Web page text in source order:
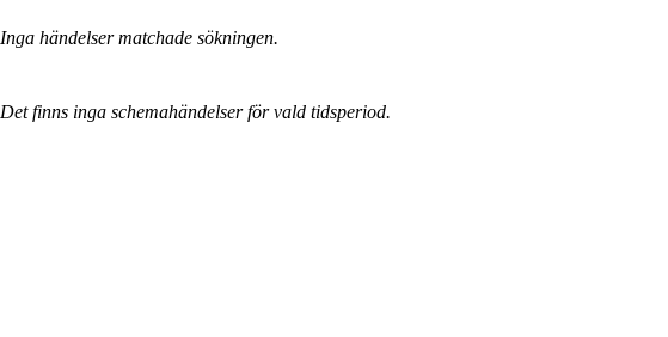
Inga händelser matchade sökningen.
Det finns inga schemahändelser för vald tidsperiod.